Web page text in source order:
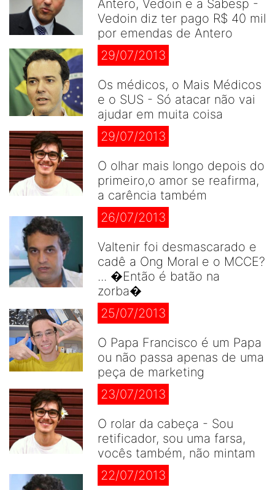
Antero, Vedoin e a Sabesp -
Vedoin diz ter pago R$ 40 mil
por emendas de Antero
29/07/2013
Os médicos, o Mais Médicos
e o SUS - Só atacar não vai
ajudar em muita coisa
29/07/2013
O olhar mais longo depois do
primeiro,o amor se reafirma,
a carência também
26/07/2013
Valtenir foi desmascarado e
cadê a Ong Moral e o MCCE?
... �Então é batão na
zorba�
25/07/2013
O Papa Francisco é um Papa
ou não passa apenas de uma
peça de marketing
23/07/2013
O rolar da cabeça - Sou
retificador, sou uma farsa,
vocês também, não mintam
22/07/2013